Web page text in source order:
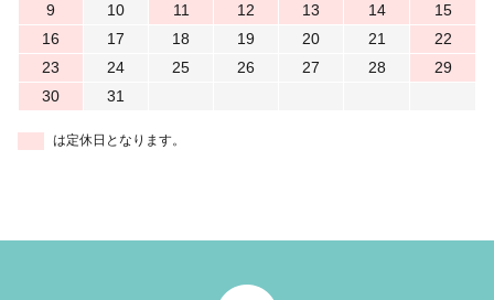
9
10 11 12 13 14
15
16
17 18 19 20 21
22
23
24 25 26 27 28
29
30
31
は定休日となります。